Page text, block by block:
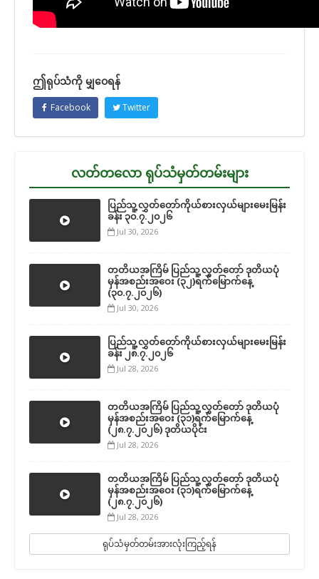
ဤရုပ်သံကို မျှဝေရန်
Facebook Twitter
လတ်တလော ရုပ်သံမှတ်တမ်းများ
ပြည်သူ့လွှတ်တော်ကိုယ်စားလှယ်များမေးမြန်း
ခန်း ၃၀.၇.၂၀၂၆
Jul 30, 2026
တတိယအကြိမ် ပြည်သူ့လွှတ်တော် ဒုတိယပုံ
မှန်အစည်းအဝေး (၃၂)ရက်မြောက်နေ့
(၃၀.၇.၂၀၂၆)
Jul 30, 2026
ပြည်သူ့လွှတ်တော်ကိုယ်စားလှယ်များမေးမြန်း
ခန်း ၂၈.၇.၂၀၂၆
Jul 28, 2026
တတိယအကြိမ် ပြည်သူ့လွှတ်တော် ဒုတိယပုံ
မှန်အစည်းအဝေး (၃၁)ရက်မြောက်နေ့
(၂၈.၇.၂၀၂၆) ဒုတိယပိုင်း
Jul 28, 2026
တတိယအကြိမ် ပြည်သူ့လွှတ်တော် ဒုတိယပုံ
မှန်အစည်းအဝေး (၃၁)ရက်မြောက်နေ့
(၂၈.၇.၂၀၂၆)
Jul 28, 2026
ရုပ်သံမှတ်တမ်းအားလုံးကြည့်ရန်